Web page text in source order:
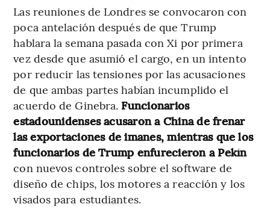
Las reuniones de Londres se convocaron con
poca antelación después de que Trump
hablara la semana pasada con Xi por primera
vez desde que asumió el cargo, en un intento
por reducir las tensiones por las acusaciones
de que ambas partes habían incumplido el
acuerdo de Ginebra. Funcionarios
estadounidenses acusaron a China de frenar
las exportaciones de imanes, mientras que los
funcionarios de Trump enfurecieron a Pekín
con nuevos controles sobre el software de
diseño de chips, los motores a reacción y los
visados para estudiantes.